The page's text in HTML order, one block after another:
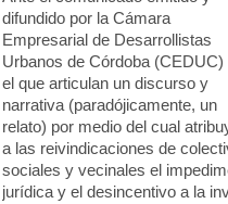
difundido por la Cámara
Empresarial de Desarrollistas
Urbanos de Córdoba (CEDUC)
el que articulan un discurso y
narrativa (paradójicamente, un
relato) por medio del cual
a las reivindicaciones de
sociales y vecinales el
jurídica y el desincentivo a la